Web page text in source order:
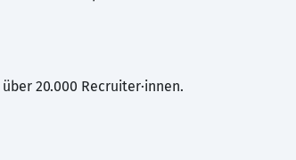
20.000 Recruiter·innen.